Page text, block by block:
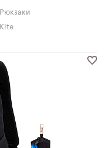
Рюкзаки
Kite